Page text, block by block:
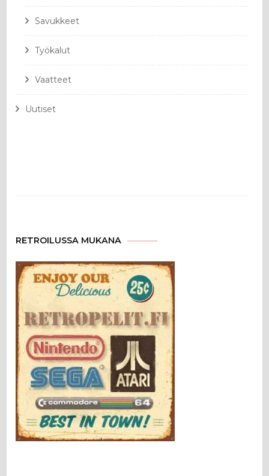
Savukkeet
Työkalut
Vaatteet
Uutiset
RETROILUSSA MUKANA